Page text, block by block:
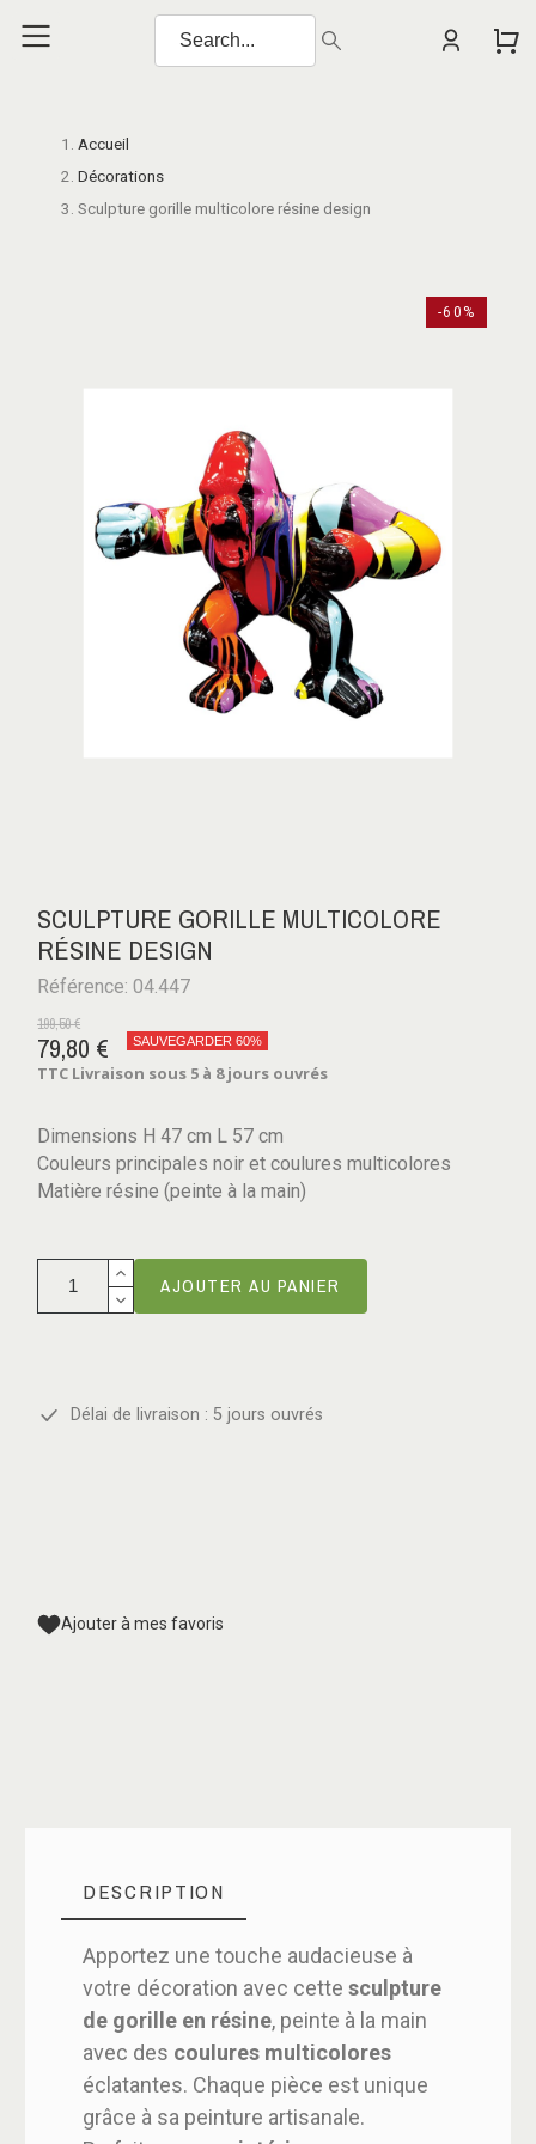
Accueil
Décorations
Sculpture gorille multicolore résine design
-60%
SCULPTURE GORILLE MULTICOLORE
RÉSINE DESIGN
Référence: 04.447
199,50 €
79,80 € SAUVEGARDER 60%
TTC Livraison sous 5 à 8 jours ouvrés
Dimensions H 47 cm L 57 cm
Couleurs principales noir et coulures multicolores
Matière résine (peinte à la main)
AJOUTER AU PANIER
Délai de livraison : 5 jours ouvrés
Ajouter à mes favoris
DESCRIPTION
Apportez une touche audacieuse à
votre décoration avec cette sculpture
de gorille en résine, peinte à la main
avec des coulures multicolores
éclatantes. Chaque pièce est unique
grâce à sa peinture artisanale.